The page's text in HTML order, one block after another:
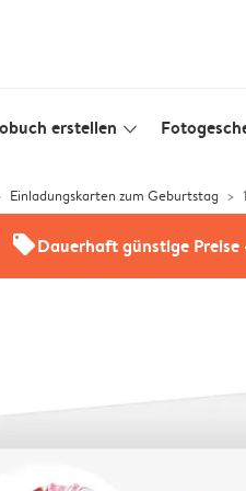
erstellen slim_arrow_down
Einladungskarten zum Geburtstag
offersDauerhaft günstige